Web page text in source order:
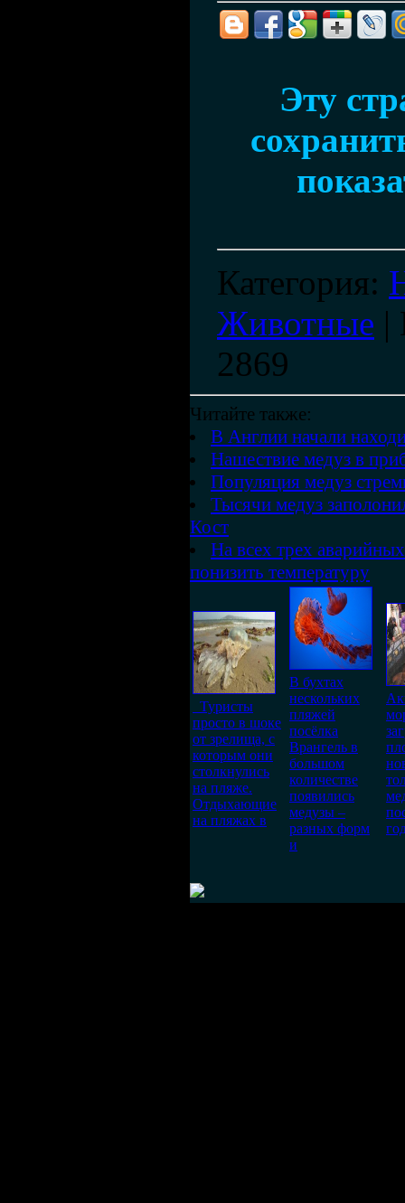
Эту
Категория:
Животные |
2869
Читайте также:
В Англии начали
Нашествие медуз в
Популяция медуз
Тысячи медуз
Кост
На всех трех
понизить температуру
Туристы
просто в шоке
от зрелища, с
которым они
столкнулись
на пляже.
Отдыхающие
на пляжах в
В бухтах
нескольких
пляжей
посёлка
Врангель в
большом
количестве
появились
медузы –
разных форм
и